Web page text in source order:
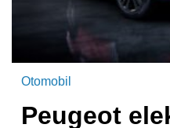
Otomobil
Peugeot